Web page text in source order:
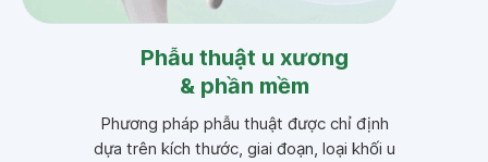
Phẫu thuật u xương
& phần mềm
Phương pháp phẫu thuật được chỉ định
dựa trên kích thước, giai đoạn, loại khối u